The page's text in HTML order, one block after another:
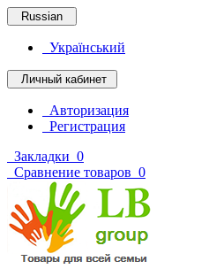
Russian
Український
Личный кабинет
Авторизация
Регистрация
Закладки 0
Сравнение товаров 0